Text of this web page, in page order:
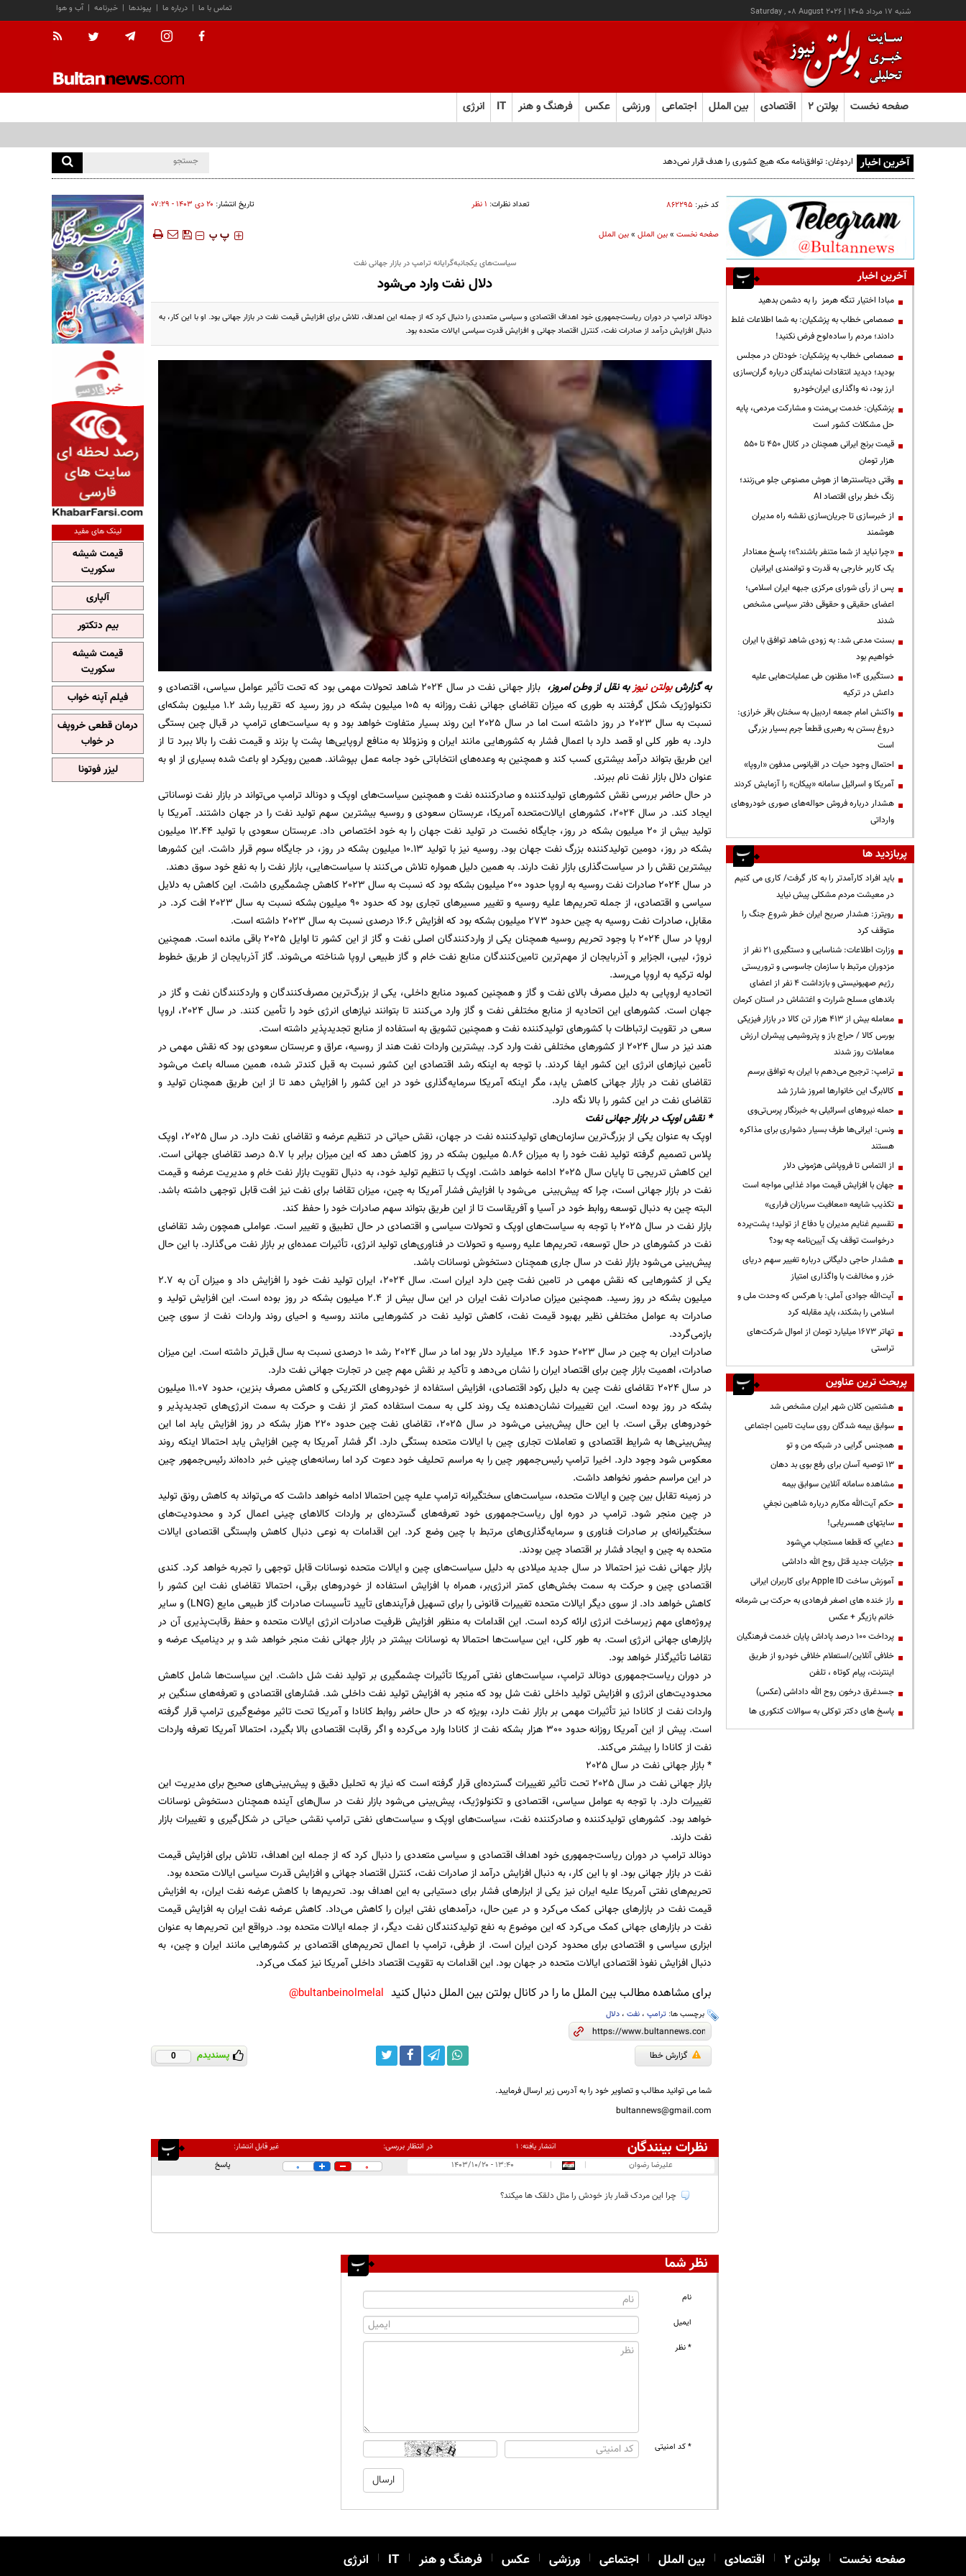
شنبه ۱۷ مرداد ۱۴۰۵ |
Saturday , 08 August 2026 آب و هوا | خبرنامه | پیوندها | درباره ما | تماس با ما
صفحه نخست بولتن ۲ اقتصادی بین الملل اجتماعی ورزشی عکس فرهنگ و هنر IT انرژی
آخرین اخبار اردوغان: توافق‌نامه مکه هیچ کشوری را هدف قرار نمی‌دهد
کد خبر: ۸۶۲۲۹۵ تعداد نظرات: ۱ نظر تاریخ انتشار: ۲۰ دی ۱۴۰۳ - ۰۷:۲۹
صفحه نخست»بین الملل»بین الملل ‍‍‍ پ پ
سیاست‌های یکجانبه‌گرایانه ترامپ در بازار جهانی نفت
دلال نفت وارد می‌شود
دونالد ترامپ در دوران ریاست‌جمهوری خود اهداف اقتصادی و سیاسی متعددی را دنبال کرد که از جمله این اهداف، تلاش برای افزایش قیمت نفت در بازار جهانی بود. او با این کار، به
دنبال افزایش درآمد از صادرات نفت، کنترل اقتصاد جهانی و افزایش قدرت سیاسی ایالات متحده بود.
به گزارشبولتن نیوزبه نقل از وطن امروز،
بازار جهانی نفت در سال‌ 2024 شاهد تحولات مهمی بود که تحت تأثیر عوامل سیاسی، اقتصادی و
تکنولوژیک شکل گرفتند به طوری که میزان تقاضای جهانی نفت روزانه به 105 میلیون بشکه در روز رسید که تقریبا رشد 1.2 میلیون بشکه‌ای
نسبت به سال 2023 در روز داشته است اما در سال 2025 این روند بسیار متفاوت خواهد بود و به سیاست‌های ترامپ در قبال چین بستگی
دارد. به طور کلی او قصد دارد با اعمال فشار به کشورهایی مانند ایران و ونزوئلا به منافع اروپایی‌ها پشت پا بزند و قیمت نفت را بالا ببرد تا از
این طریق بتواند درآمد بیشتری کسب کند و همچنین به وعده‌های انتخاباتی خود جامه عمل بپوشاند. همین رویکرد او باعث شده بسیاری از او به
عنوان دلال بازار نفت نام ببرند.
در حال حاضر بررسی نقش کشورهای تولیدکننده و صادرکننده نفت و همچنین سیاست‌های اوپک و دونالد ترامپ می‌تواند در بازار نفت نوساناتی
ایجاد کند. در سال 2024، کشورهای ایالات‌متحده آمریکا، عربستان سعودی و روسیه بیشترین سهم تولید نفت را در جهان داشتند. آمریکا با
تولید بیش از 20 میلیون بشکه در روز، جایگاه نخست در تولید نفت جهان را به خود اختصاص داد. عربستان سعودی با تولید 12.44 میلیون
بشکه در روز، دومین تولیدکننده بزرگ نفت جهان بود. روسیه نیز با تولید 10.13 میلیون بشکه در روز، در جایگاه سوم قرار داشت. این کشورها
بیشترین نقش را در سیاست‌گذاری بازار نفت دارند. به همین دلیل همواره تلاش می‌کنند با سیاست‌هایی، بازار نفت را به نفع خود سوق دهند.
در سال 2024 صادرات نفت روسیه به اروپا حدود 200 میلیون بشکه بود که نسبت به سال 2023 کاهش چشمگیری داشت. این کاهش به دلایل
سیاسی و اقتصادی، از جمله تحریم‌ها علیه روسیه و تغییر مسیرهای تجاری بود که حدود 90 میلیون بشکه نسبت به سال 2023 افت کرد. در
مقابل، صادرات نفت روسیه به چین حدود 273 میلیون بشکه بود که افزایش 16.6 درصدی نسبت به سال 2023 داشته است.
اروپا در سال 2024 با وجود تحریم روسیه همچنان یکی از واردکنندگان اصلی نفت و گاز از این کشور تا اوایل 2025 باقی مانده است. همچنین
نروژ، لیبی، الجزایر و آذربایجان از مهم‌ترین تامین‌کنندگان منابع نفت خام و گاز طبیعی اروپا شناخته می‌شوند. گاز آذربایجان از طریق خطوط
لوله‌ ترکیه به اروپا می‌رسد.
اتحادیه اروپایی به دلیل مصرف بالای نفت و گاز و همچنین کمبود منابع داخلی، یکی از بزرگ‌ترین مصرف‌کنندگان و واردکنندگان نفت و گاز در
جهان است. کشورهای این اتحادیه از منابع مختلفی نفت و گاز وارد می‌کنند تا بتوانند نیازهای انرژی خود را تأمین کنند. در سال 2024، اروپا
سعی در تقویت ارتباطات با کشورهای تولیدکننده نفت و همچنین تشویق به استفاده از منابع تجدیدپذیر داشته است.
هند نیز در سال 2024 از کشورهای مختلفی نفت وارد کرد. بیشترین واردات نفت هند از روسیه، عراق و عربستان سعودی بود که نقش مهمی در
تأمین نیازهای انرژی این کشور ایفا کردند. با توجه به اینکه رشد اقتصادی این کشور نسبت به قبل کندتر شده، همین مساله باعث می‌شود
تقاضای نفت در بازار جهانی کاهش یابد، مگر اینکه آمریکا سرمایه‌گذاری خود در این کشور را افزایش دهد تا از این طریق همچنان تولید و
تقاضای نفت در این کشور را بالا نگه دارد.
* نقش اوپک در بازار جهانی نفت
اوپک به عنوان یکی از بزرگ‌ترین سازمان‌های تولیدکننده نفت در جهان، نقش حیاتی در تنظیم عرضه و تقاضای نفت دارد. در سال 2025، اوپک
پلاس تصمیم گرفته تولید نفت خود را به میزان 5.86 میلیون بشکه در روز کاهش دهد که این میزان برابر با 5.7 درصد تقاضای جهانی است.
این کاهش تدریجی تا پایان سال 2025 ادامه خواهد داشت. اوپک با تنظیم تولید خود، به دنبال تقویت بازار نفت خام و مدیریت عرضه و قیمت
نفت در بازار جهانی است، چرا که پیش‌بینی می‌شود با افزایش فشار آمریکا به چین، میزان تقاضا برای نفت نیز افت قابل توجهی داشته باشد.
البته چین به دنبال توسعه روابط خود در آسیا و آفریقاست تا از این طریق بتواند سهم صادرات خود را حفظ کند.
بازار نفت در سال 2025 با توجه به سیاست‌های اوپک و تحولات سیاسی و اقتصادی در حال تطبیق و تغییر است. عواملی همچون رشد تقاضای
نفت در کشورهای در حال توسعه، تحریم‌ها علیه روسیه و تحولات در فناوری‌های تولید انرژی، تأثیرات عمده‌ای بر بازار نفت می‌گذارد. با این حال
پیش‌بینی می‌شود بازار نفت در سال‌ جاری همچنان دستخوش نوسانات باشد.
یکی از کشورهایی که نقش مهمی در تامین نفت چین دارد ایران است. سال 2024، ایران تولید نفت خود را افزایش داد و میزان آن به 2.7
میلیون بشکه در روز رسید. همچنین میزان صادرات نفت ایران در این سال بیش از 2.4 میلیون بشکه در روز بوده است. این افزایش تولید و
صادرات به عوامل مختلفی نظیر بهبود قیمت نفت، کاهش تولید نفت در کشورهایی مانند روسیه و احیای روند واردات نفت از سوی چین
بازمی‌گردد.
صادرات ایران به چین در سال 2023 حدود 14.6 میلیارد دلار بود اما در سال 2024 رشد 10 درصدی نسبت به سال قبل‌تر داشته است. این میزان
صادرات، اهمیت بازار چین برای اقتصاد ایران را نشان می‌دهد و تأکید بر نقش مهم چین در تجارت جهانی نفت دارد.
در سال 2024 تقاضای نفت چین به دلیل رکود اقتصادی، افزایش استفاده از خودروهای الکتریکی و کاهش مصرف بنزین، حدود 11.07 میلیون
بشکه در روز بوده است. این تغییرات نشان‌دهنده یک روند کلی به سمت استفاده کمتر از نفت و حرکت به سمت انرژی‌های تجدیدپذیر و
خودروهای برقی است. با این حال پیش‌بینی می‌شود در سال 2025، تقاضای نفت چین حدود 220 هزار بشکه در روز افزایش یابد اما این
پیش‌بینی‌ها به شرایط اقتصادی و تعاملات تجاری چین با ایالات متحده بستگی دارد. اگر فشار آمریکا به چین افزایش یابد احتمالا اینکه روند
معکوس شود وجود دارد. اخیرا ترامپ رئیس‌جمهور چین را به مراسم تحلیف خود دعوت کرد اما رسانه‌های چینی خبر داده‌اند رئیس‌جمهور چین
در این مراسم حضور نخواهد داشت.
در زمینه تقابل بین چین و ایالات متحده، سیاست‌های سختگیرانه ترامپ علیه چین احتمالا ادامه خواهد داشت که می‌تواند به کاهش رونق تولید
در چین منجر شود. ترامپ در دوره اول ریاست‌جمهوری خود تعرفه‌های گسترده‌ای بر واردات کالاهای چینی اعمال کرد و محدودیت‌های
سختگیرانه‌ای بر صادرات فناوری و سرمایه‌گذاری‌های مرتبط با چین وضع کرد. این اقدامات به نوعی دنبال کاهش وابستگی اقتصادی ایالات
متحده به چین و ایجاد فشار بر اقتصاد چین بودند.
بازار جهانی نفت نیز احتمالا در سال جدید میلادی به دلیل سیاست‌های چین و ایالات متحده نوسانات قابل توجهی را تجربه خواهد کرد. کندی
اقتصادی چین و حرکت به سمت بخش‌های کمتر انرژی‌بر، همراه با افزایش استفاده از خودروهای برقی، احتمالا تقاضای نفت این کشور را
کاهش خواهد داد. از سوی دیگر ایالات متحده تغییرات قانونی را برای تسهیل فرآیندهای تأیید تأسیسات صادرات گاز طبیعی مایع (LNG) و سایر
پروژه‌های مهم زیرساخت انرژی ارائه کرده است. این اقدامات به منظور افزایش ظرفیت صادرات انرژی ایالات متحده و حفظ رقابت‌پذیری آن در
بازارهای جهانی انرژی است. به طور کلی، این سیاست‌ها احتمالا به نوسانات بیشتر در بازار جهانی نفت منجر خواهد شد و بر دینامیک عرضه و
تقاضا تأثیرگذار خواهد بود.
در دوران ریاست‌جمهوری دونالد ترامپ، سیاست‌های نفتی آمریکا تأثیرات چشمگیری بر تولید نفت شل داشت. این سیاست‌ها شامل کاهش
محدودیت‌های انرژی و افزایش تولید داخلی نفت شل بود که منجر به افزایش تولید نفت داخلی شد. فشارهای اقتصادی و تعرفه‌های سنگین بر
واردات نفت از کانادا نیز تأثیرات مهمی بر بازار نفت دارد، بویژه که در حال حاضر روابط کانادا و آمریکا تحت تاثیر موضع‌گیری ترامپ قرار گرفته
است. پیش از این آمریکا روزانه حدود 300 هزار بشکه نفت از کانادا وارد می‌کرده و اگر رقابت اقتصادی بالا بگیرد، احتمالا آمریکا تعرفه واردات
نفت از کانادا را بیشتر می‌کند.
* بازار جهانی نفت در سال 2025
بازار جهانی نفت در سال 2025 تحت تأثیر تغییرات گسترده‌ای قرار گرفته است که نیاز به تحلیل دقیق و پیش‌بینی‌های صحیح برای مدیریت این
تغییرات دارد. با توجه به عوامل سیاسی، اقتصادی و تکنولوژیک، پیش‌بینی می‌شود بازار نفت در سال‌های آینده همچنان دستخوش نوسانات
خواهد بود. کشورهای تولیدکننده و صادرکننده نفت، سیاست‌های اوپک و سیاست‌های نفتی ترامپ نقشی حیاتی در شکل‌گیری و تغییرات بازار
نفت دارند.
دونالد ترامپ در دوران ریاست‌جمهوری خود اهداف اقتصادی و سیاسی متعددی را دنبال کرد که از جمله این اهداف، تلاش برای افزایش قیمت
نفت در بازار جهانی بود. او با این کار، به دنبال افزایش درآمد از صادرات نفت، کنترل اقتصاد جهانی و افزایش قدرت سیاسی ایالات متحده بود.
تحریم‌های نفتی آمریکا علیه ایران نیز یکی از ابزارهای فشار برای دستیابی به این اهداف بود. تحریم‌ها با کاهش عرضه نفت ایران، به افزایش
قیمت نفت در بازارهای جهانی کمک می‌کرد و در عین حال، درآمدهای نفتی ایران را کاهش می‌داد. کاهش عرضه نفت ایران به افزایش قیمت
نفت در بازارهای جهانی کمک می‌کرد که این موضوع به نفع تولیدکنندگان نفت دیگر، از جمله ایالات متحده بود. درواقع این تحریم‌ها به عنوان
ابزاری سیاسی و اقتصادی برای محدود کردن ایران است. از طرفی، ترامپ با اعمال تحریم‌های اقتصادی بر کشورهایی مانند ایران و چین، به
دنبال افزایش نفوذ اقتصادی ایالات متحده در جهان بود. این اقدامات به تقویت اقتصاد داخلی آمریکا نیز کمک می‌کرد.
برای مشاهده مطالب بین الملل ما را در کانال بولتن بین الملل دنبال کنید bultanbeinolmelal@
برچسب ها: ترامپ، نفت، دلال
گزارش خطا پسندیدم 0
شما می توانید مطالب و تصاویر خود را به آدرس زیر ارسال فرمایید.
bultannews@gmail.com
نظرات بینندگان انتشار یافته:۱ در انتظار بررسی: غیر قابل انتشار:
عليرضا رضوان |
| ۱۳:۴۰ - ۱۴۰۳/۱۰/۲۰ 0
0 پاسخ
چرا این مردک قمار باز خودش را مثل دلقک ها میکند؟
نظر شما
نام
ایمیل
* نظر
* کد امنیتی
آخرین اخبار
مبادا اختیار تنگه هرمز را به دشمن بدهید
صمصامی خطاب به پزشکیان: به شما اطلاعات غلط
دادند؛ مردم را ساده‌لوح فرض نکنید!
صمصامی خطاب به پزشکیان: خودتان در مجلس
بودید؛ دیدید انتقادات نمایندگان درباره گران‌سازی
ارز بود، نه واگذاری ایران‌خودرو
پزشکیان: خدمت بی‌منت و مشارکت مردمی، پایه
حل مشکلات کشور است
قیمت‌ برنج ایرانی همچنان در کانال ۴۵۰ تا ۵۵۰
هزار تومان
وقتی دیتاسنترها از هوش مصنوعی جلو می‌زنند؛
زنگ خطر برای اقتصاد AI
از خبرسازی تا جریان‌سازی نقشه راه مدیران
هوشمند
«چرا نباید از شما متنفر باشند؟»؛ پاسخ معنادار
یک کاربر خارجی به قدرت و توانمندی ایرانیان
پس از رأی شورای مرکزی جبهه ایران اسلامی؛
اعضای حقیقی و حقوقی دفتر سیاسی مشخص
شدند
بسنت مدعی شد: به زودی شاهد توافق با ایران
خواهیم بود
دستگیری ۱۰۴ مظنون طی عملیات‌هایی علیه
داعش در ترکیه
واکنش امام جمعه اردبیل به سخنان باقر خرازی:
دروغ بستن به رهبری قطعاً جرم بسیار بزرگی
است
احتمال وجود حیات در اقیانوس مدفون «اروپا»
آمریکا و اسرائیل سامانه «پیکان» را آزمایش کردند
هشدار درباره فروش حواله‌های صوری خودروهای
وارداتی
پربازدید ها
باید افراد کارآمدتر را به کار گرفت/ کاری می کنیم
در معیشت مردم مشکلی پیش نیاید
رویترز: هشدار صریح ایران خطر شروع جنگ را
متوقف کرد
وزارت اطلاعات: شناسایی و دستگیری ۲۱ نفر از
مزدوران مرتبط با سازمان جاسوسی و تروریستی
رژیم صهیونیستی و بازداشت ۴ نفر از اعضای
باندهای مسلح شرارت و اغتشاش در استان کرمان
معامله بیش از ۴۱۳ هزار تن کالا در بازار فیزیکی
بورس کالا / حراج باز و پتروشیمی پیشران ارزش
معاملات روز شدند
ترامپ: ترجیح می‌دهم با ایران به توافق برسم
کالابرگ این خانوارها امروز شارژ شد
حمله نیروهای اسرائیلی به خبرنگار پرس‌تی‌وی
ونس: ایرانی‌ها طرف بسیار دشواری برای مذاکره
هستند
از التماس تا فروپاشی هژمونی دلار
جهان با افزایش قیمت مواد غذایی مواجه است
تکذیب شایعه «معافیت سربازان فراری»
تقسیم غنایم مدیران یا دفاع از تولید؛ پشت‌پرده
درخواست توقف یک آیین‌نامه چه بود؟
هشدار حاجی دلیگانی درباره تغییر سهم دریای
خزر و مخالفت با واگذاری امتیاز
آیت‌الله جوادی آملی: با هرکس که وحدت ملی و
اسلامی را بشکند، باید مقابله کرد
تهاتر ۱۶۷۳ میلیارد تومان از اموال شرکت‌های
تراستی
پربحث ترین عناوین
هشتمین کلان شهر ایران مشخص شد
سوابق بیمه شدگان روی سایت تامین اجتماعی
همجنس گرایی در شبکه من و تو
13 توصیه آسان برای رفع بوی بد دهان
مشاهده سامانه آنلاين سوابق بیمه
حكم آيت‌الله مكارم درباره شاهين نجفي
سایتهای همسریابی!
دعايي كه قطعا مستجاب مي‌شود
جزئیات جدید قتل روح الله داداشی
آموزش ساخت Apple ID برای کاربران ایرانی
راز خنده های اصغر فرهادی به حرکت بی شرمانه
خانم بازیگر + عکس
پرداخت ۱۰۰ درصد پاداش پایان خدمت فرهنگیان
خلافی آنلاین/استعلام خلافی خودرو از طریق
اینترنت، پیام کوتاه ، تلفن
جسدغرق درخون روح الله داداشی (عکس)
پاسخ های دکتر توکلی به سوالات کنکوری ها
لینک های مفید
قیمت شیشه
سکوریت
آلپاری
بیم دتکتور
قیمت شیشه
سکوریت
فیلم آپنه خواب
درمان قطعی خروپف
در خواب
لیزر فوتونا
صفحه نخست | بولتن ۲ | اقتصادی | بین الملل | اجتماعی | ورزشی | عکس | فرهنگ و هنر |
IT
| انرژی